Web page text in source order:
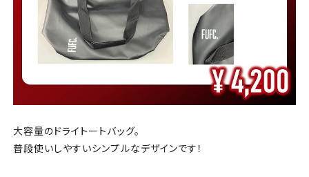
大容量のドライトートバッグ。
普段使いしやすいシンプルなデザインです！